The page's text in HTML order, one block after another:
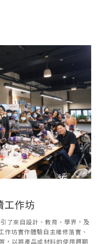
工作坊
了來自設計、教育、學界，及
坊實作體驗自主維修落實、
，以將產品或材料的使用週期